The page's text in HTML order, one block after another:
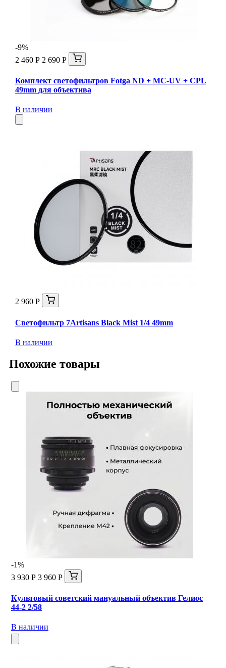
-9%
2 460 Р 2 690 Р
Комплект светофильтров Fotga ND + MC-UV + CPL
49mm для объектива
В наличии
2 960 Р
Светофильтр 7Artisans Black Mist 1/4 49mm
В наличии
Похожие товары
-1%
3 930 Р 3 960 Р
Культовый советский мануальный объектив Гелиос
44-2 2/58
В наличии